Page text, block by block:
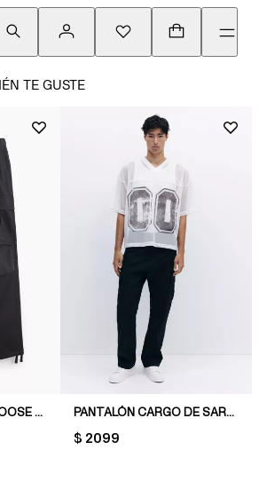
TE GUSTE
PANTALÓN CARGO LOOSE FIT PANTALÓN CARGO DE SARGA REGULAR FIT
PRICE:
$ 2099